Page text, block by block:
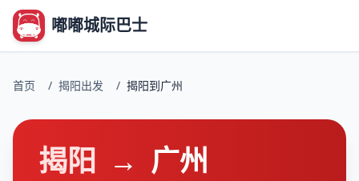
嘟嘟城际巴士
首页 / 揭阳出发 / 揭阳到广州
揭阳 → 广州